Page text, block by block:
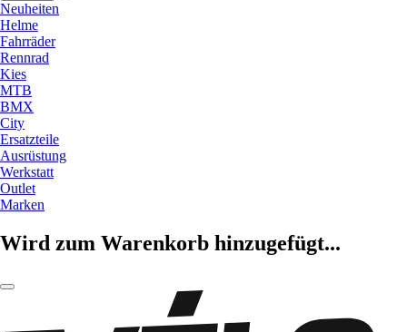
Neuheiten
Helme
Fahrräder
Rennrad
Kies
MTB
BMX
City
Ersatzteile
Ausrüstung
Werkstatt
Outlet
Marken
Wird zum Warenkorb hinzugefügt...